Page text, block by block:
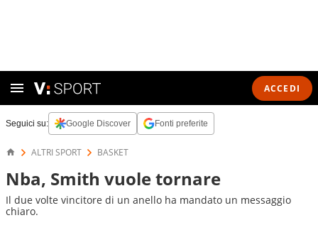
ACCEDI
Seguici su: Google Discover Fonti preferite
ALTRI SPORT BASKET
Nba, Smith vuole tornare
Il due volte vincitore di un anello ha mandato un messaggio
chiaro.